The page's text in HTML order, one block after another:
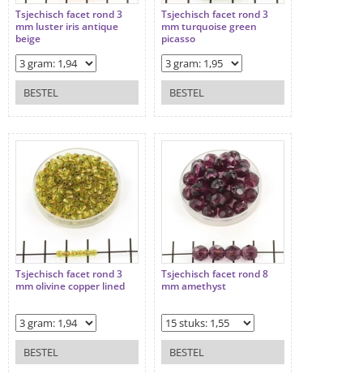
Tsjechisch facet rond 3
mm luster iris antique
beige
BESTEL
Tsjechisch facet rond 3
mm turquoise green
picasso
BESTEL
Tsjechisch facet rond 3
mm olivine copper lined
BESTEL
Tsjechisch facet rond 8
mm amethyst
BESTEL